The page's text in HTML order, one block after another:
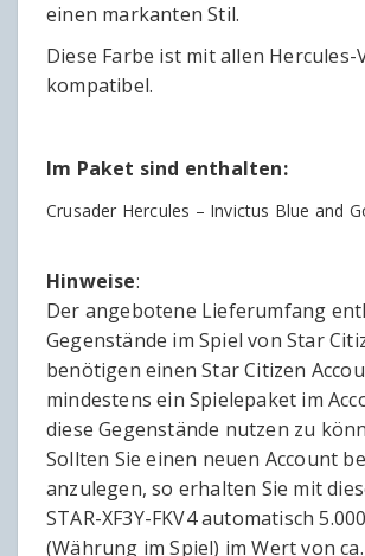
einen markanten Stil.
Diese Farbe ist mit allen Hercules-
kompatibel.
Im Paket sind enthalten:
Crusader Hercules – Invictus Blue and
Hinweise:
Der angebotene Lieferumfang
Gegenstände im Spiel von Star
benötigen einen Star Citizen
mindestens ein Spielepaket im
diese Gegenstände nutzen zu
Sollten Sie einen neuen Account
anzulegen, so erhalten Sie mit
STAR-XF3Y-FKV4 automatisch
(Währung im Spiel) im Wert von ca.